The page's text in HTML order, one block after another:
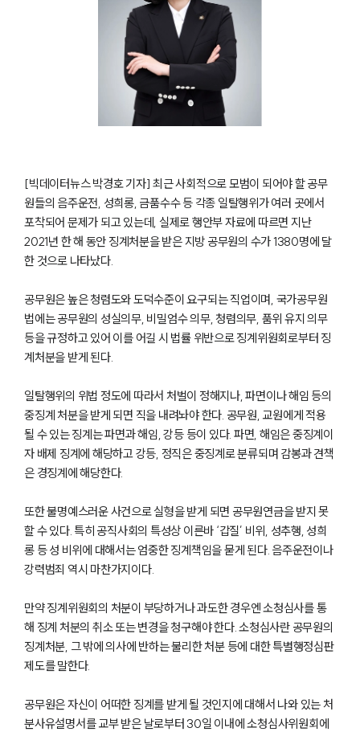
[빅데이터뉴스 박경호 기자] 최근 사회적으로 모범이 되어야 할 공무
원들의 음주운전, 성희롱, 금품수수 등 각종 일탈행위가 여러 곳에서
포착되어 문제가 되고 있는데, 실제로 행안부 자료에 따르면 지난
2021년 한 해 동안 징계처분을 받은 지방 공무원의 수가 1380명에 달
한 것으로 나타났다.
공무원은 높은 청렴도와 도덕수준이 요구되는 직업이며, 국가공무원
법에는 공무원의 성실의무, 비밀엄수 의무, 청렴의무, 품위 유지 의무
등을 규정하고 있어 이를 어길 시 법률 위반으로 징계위원회로부터 징
계처분을 받게 된다.
일탈행위의 위법 정도에 따라서 처벌이 정해지나, 파면이나 해임 등의
중징계 처분을 받게 되면 직을 내려놔야 한다. 공무원, 교원에게 적용
될 수 있는 징계는 파면과 해임, 강등 등이 있다. 파면, 해임은 중징계이
자 배제 징계에 해당하고 강등, 정직은 중징계로 분류되며 감봉과 견책
은 경징계에 해당한다.
또한 불명예스러운 사건으로 실형을 받게 되면 공무원연금을 받지 못
할 수 있다. 특히 공직사회의 특성상 이른바 ‘갑질’ 비위, 성추행, 성희
롱 등 성 비위에 대해서는 엄중한 징계책임을 묻게 된다. 음주운전이나
강력범죄 역시 마찬가지이다.
만약 징계위원회의 처분이 부당하거나 과도한 경우엔 소청심사를 통
해 징계 처분의 취소 또는 변경을 청구해야 한다. 소청심사란 공무원의
징계처분, 그 밖에 의사에 반하는 불리한 처분 등에 대한 특별행정심판
제도를 말한다.
공무원은 자신이 어떠한 징계를 받게 될 것인지에 대해서 나와 있는 처
분사유설명서를 교부 받은 날로부터 30일 이내에 소청심사위원회에